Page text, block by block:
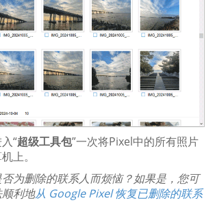
“超级工具包”一次将Pixel中的所有照片
上。
为删除的联系人而烦恼？如果是，您可
利地从 Google Pixel 恢复已删除的联系